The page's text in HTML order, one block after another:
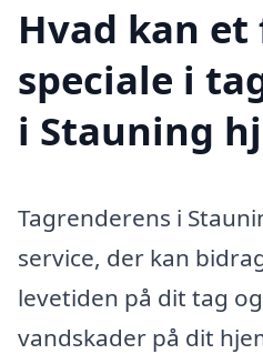
Hvad kan
speciale i
i Stauning
Tagrenderens i
service, der kan
levetiden på dit tag
vandskader på dit